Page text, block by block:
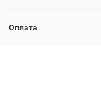
Оплата